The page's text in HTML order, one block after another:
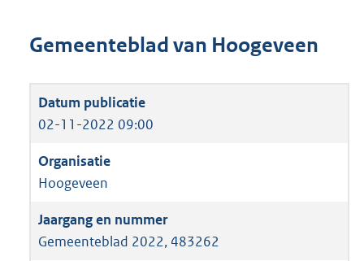
Gemeenteblad van Hoogeveen
02-11-2022 09:00
Hoogeveen
Gemeenteblad 2022, 483262